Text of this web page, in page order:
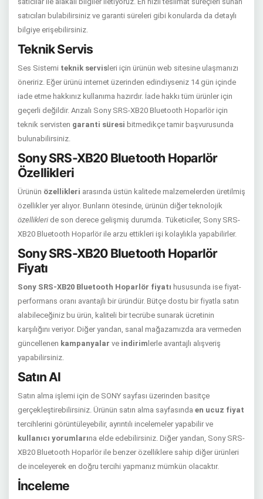
satıcıları bulabilirsiniz ve garanti süreleri gibi konularda da detaylı
bilgiye erişebilirsiniz.
Teknik Servis
Ses Sistemi teknik servis leri için ürünün web sitesine ulaşmanızı
öneririz. Eğer ürünü internet üzerinden edindiyseniz 14 gün içinde
iade etme hakkınız kullanıma hazırdır. İade hakkı tüm ürünler için
geçerli değildir. Arızalı Sony SRS-XB20 Bluetooth Hoparlör için
teknik servisten garanti süresi bitmedikçe tamir başvurusunda
bulunabilirsiniz.
Sony SRS-XB20 Bluetooth Hoparlör
Özellikleri
Ürünün özellikleri arasında üstün kalitede malzemelerden üretilmiş
özellikler yer alıyor. Bunların ötesinde, ürünün diğer teknolojik
özellikleri de son derece gelişmiş durumda. Tüketiciler, Sony SRS-
XB20 Bluetooth Hoparlör ile arzu ettikleri işi kolaylıkla yapabilirler.
Sony SRS-XB20 Bluetooth Hoparlör
Fiyatı
Sony SRS-XB20 Bluetooth Hoparlör fiyatı hususunda ise fiyat-
performans oranı avantajlı bir üründür. Bütçe dostu bir fiyatla satın
alabileceğiniz bu ürün, kaliteli bir tecrübe sunarak ücretinin
karşılığını veriyor. Diğer yandan, sanal mağazamızda ara vermeden
güncellenen kampanyalar ve indirim lerle avantajlı alışveriş
yapabilirsiniz.
Satın Al
Satın alma işlemi için de SONY sayfası üzerinden basitçe
gerçekleştirebilirsiniz. Ürünün satın alma sayfasında en ucuz fiyat
tercihlerini görüntüleyebilir, ayrıntılı incelemeler yapabilir ve
kullanıcı yorumlarına elde edebilirsiniz. Diğer yandan, Sony SRS-
XB20 Bluetooth Hoparlör ile benzer özelliklere sahip diğer ürünleri
de inceleyerek en doğru tercihi yapmanız mümkün olacaktır.
İnceleme